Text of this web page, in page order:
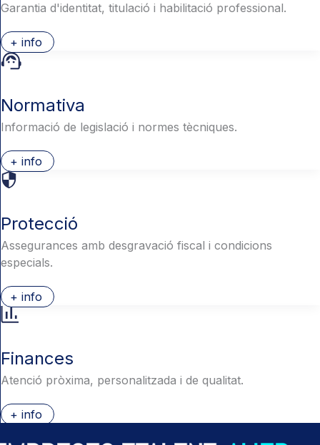
Garantia d'identitat, titulació i habilitació professional.
+ info
Normativa
Informació de legislació i normes tècniques.
+ info
Protecció
Assegurances amb desgravació fiscal i condicions
especials.
+ info
Finances
Atenció pròxima, personalitzada i de qualitat.
+ info